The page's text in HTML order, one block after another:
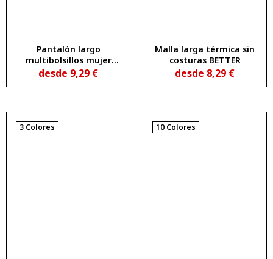
Pantalón largo
multibolsillos mujer
DAILY WOMAN
desde 9,29 €
Malla larga térmica sin
costuras BETTER
desde 8,29 €
3 Colores 10 Colores